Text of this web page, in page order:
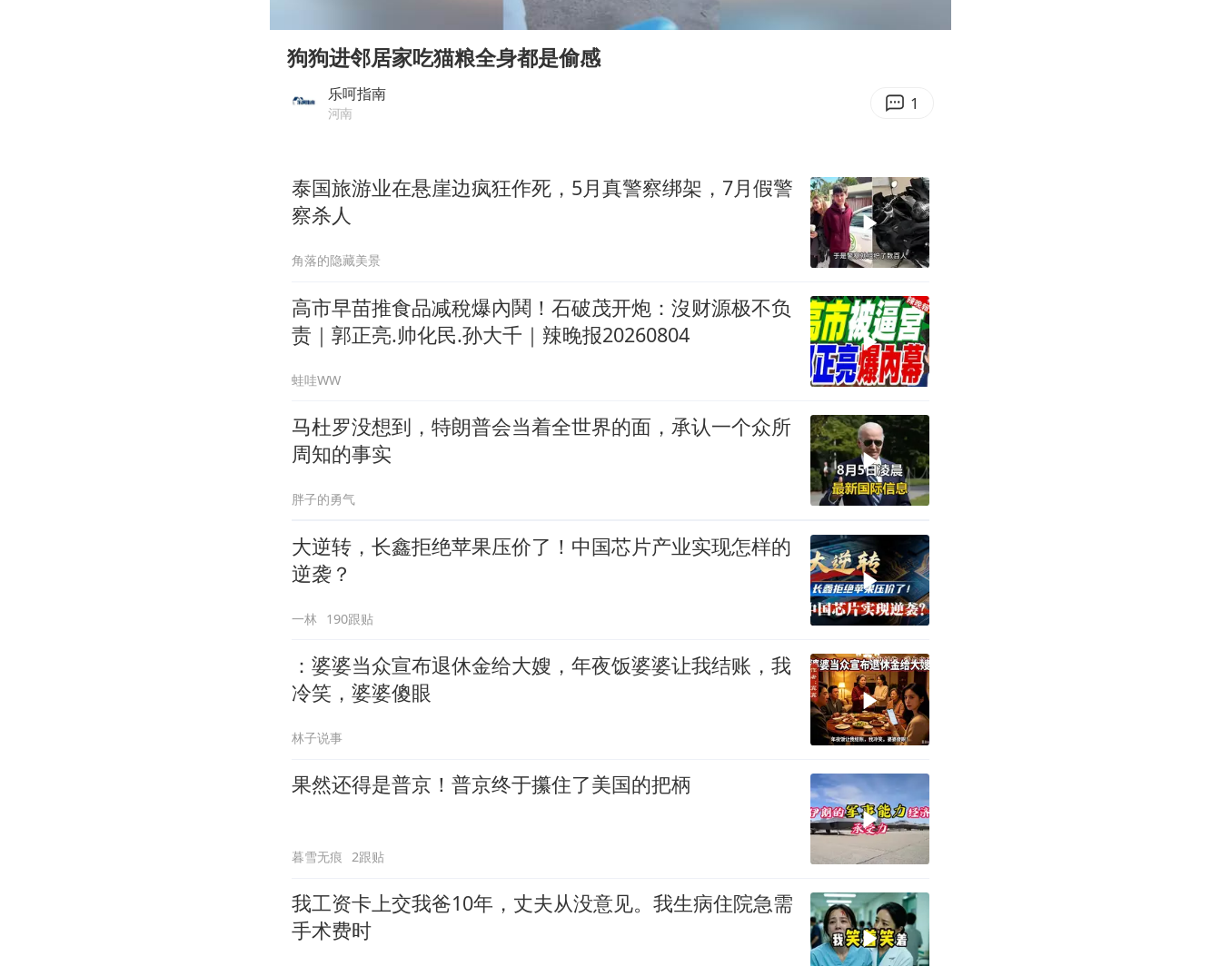
女子开一天一夜空调后二氧化碳中毒
“空调24小时开着更省电”不实
“不建议大家买深色蛋糕”
狗狗进邻居家吃猫粮全身都是偷感
乐呵指南
河南 1
泰国旅游业在悬崖边疯狂作死，5月真警察绑架，7月假警
察杀人
角落的隐藏美景
高市早苗推食品减稅爆內鬨！石破茂开炮：沒财源极不负
责｜郭正亮.帅化民.孙大千｜辣晚报20260804
蛙哇WW
马杜罗没想到，特朗普会当着全世界的面，承认一个众所
周知的事实
胖子的勇气
大逆转，长鑫拒绝苹果压价了！中国芯片产业实现怎样的
逆袭？
一林 190跟贴
：婆婆当众宣布退休金给大嫂，年夜饭婆婆让我结账，我
冷笑，婆婆傻眼
林子说事
果然还得是普京！普京终于攥住了美国的把柄
暮雪无痕 2跟贴
我工资卡上交我爸10年，丈夫从没意见。我生病住院急需
手术费时